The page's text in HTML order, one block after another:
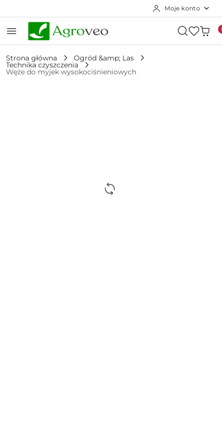
Moje konto
Strona główna Ogród &amp; Las
Technika czyszczenia
Węże do myjek wysokociśnieniowych